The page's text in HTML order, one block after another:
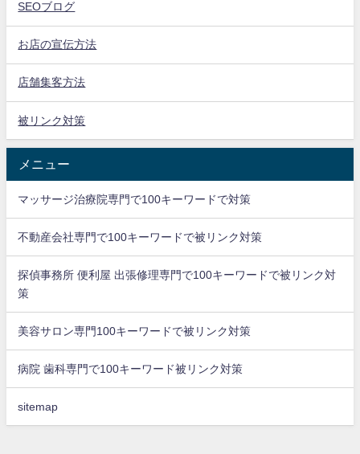
SEOブログ
お店の宣伝方法
店舗集客方法
被リンク対策
メニュー
マッサージ治療院専門で100キーワードで対策
不動産会社専門で100キーワードで被リンク対策
探偵事務所 便利屋 出張修理専門で100キーワードで被リンク対
策
美容サロン専門100キーワードで被リンク対策
病院 歯科専門で100キーワード被リンク対策
sitemap